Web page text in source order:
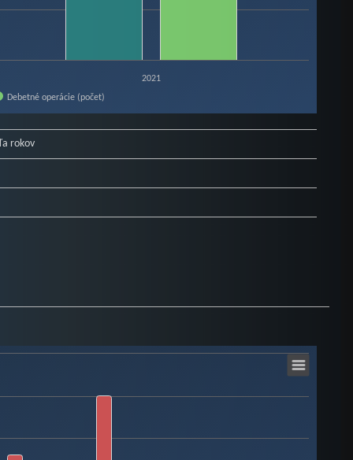
Debetné operácie (počet)
2021
rokov